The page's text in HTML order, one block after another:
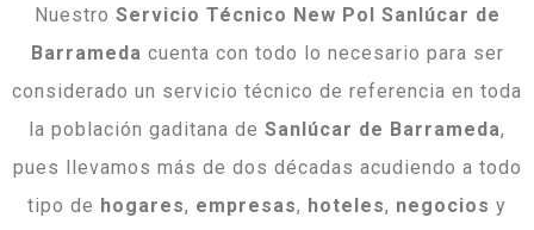
Nuestro Servicio Técnico New Pol Sanlúcar de
Barrameda cuenta con todo lo necesario para ser
considerado un servicio técnico de referencia en toda
la población gaditana de Sanlúcar de Barrameda,
pues llevamos más de dos décadas acudiendo a todo
tipo de hogares, empresas, hoteles, negocios y